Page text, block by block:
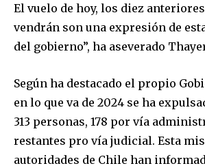
SUBSCRIBERS and be
conversation.
To subscribe, simply enter your email
or click the subscribe button below. Don't
your privacy and won't spam your inbox.
El vuelo de hoy, los diez
vendrán son una expresión de
del gobierno”, ha aseverado
Según ha destacado el propio
en lo que va de 2024 se ha
313 personas, 178 por vía
restantes pro vía judicial. Esta
autoridades de Chile han